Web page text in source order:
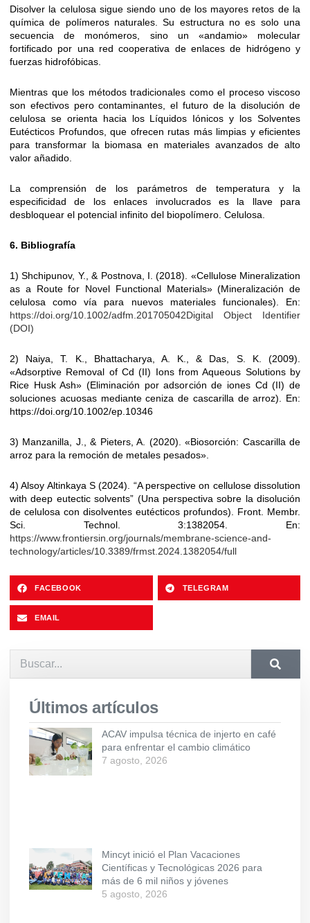
Disolver la celulosa sigue siendo uno de los mayores retos de la
química de polímeros naturales. Su estructura no es solo una
secuencia de monómeros, sino un «andamio» molecular
fortificado por una red cooperativa de enlaces de hidrógeno y
fuerzas hidrofóbicas.
Mientras que los métodos tradicionales como el proceso viscoso
son efectivos pero contaminantes, el futuro de la disolución de
celulosa se orienta hacia los Líquidos Iónicos y los Solventes
Eutécticos Profundos, que ofrecen rutas más limpias y eficientes
para transformar la biomasa en materiales avanzados de alto
valor añadido.
La comprensión de los parámetros de temperatura y la
especificidad de los enlaces involucrados es la llave para
desbloquear el potencial infinito del biopolímero. Celulosa.
6. Bibliografía
1) Shchipunov, Y., & Postnova, I. (2018). «Cellulose Mineralization
as a Route for Novel Functional Materials» (Mineralización de
celulosa como vía para nuevos materiales funcionales). En:
https://doi.org/10.1002/adfm.201705042Digital Object Identifier
(DOI)
2) Naiya, T. K., Bhattacharya, A. K., & Das, S. K. (2009).
«Adsorptive Removal of Cd (II) Ions from Aqueous Solutions by
Rice Husk Ash» (Eliminación por adsorción de iones Cd (II) de
soluciones acuosas mediante ceniza de cascarilla de arroz). En:
https://doi.org/10.1002/ep.10346
3) Manzanilla, J., & Pieters, A. (2020). «Biosorción: Cascarilla de
arroz para la remoción de metales pesados».
4) Alsoy Altinkaya S (2024). “A perspective on cellulose dissolution
with deep eutectic solvents” (Una perspectiva sobre la disolución
de celulosa con disolventes eutécticos profundos). Front. Membr.
Sci. Technol. 3:1382054. En:
https://www.frontiersin.org/journals/membrane-science-and-
technology/articles/10.3389/frmst.2024.1382054/full
FACEBOOK TELEGRAM
EMAIL
Últimos artículos
ACAV impulsa técnica de injerto en café
para enfrentar el cambio climático
7 agosto, 2026
Mincyt inició el Plan Vacaciones
Científicas y Tecnológicas 2026 para
más de 6 mil niños y jóvenes
5 agosto, 2026